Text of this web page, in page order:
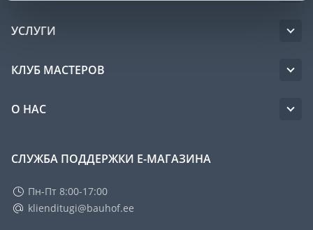
УСЛУГИ
КЛУБ МАСТЕРОВ
О НАС
СЛУЖБА ПОДДЕРЖКИ Е-МАГАЗИНА
Пн-Пт 8:00-17:00
klienditugi@bauhof.ee